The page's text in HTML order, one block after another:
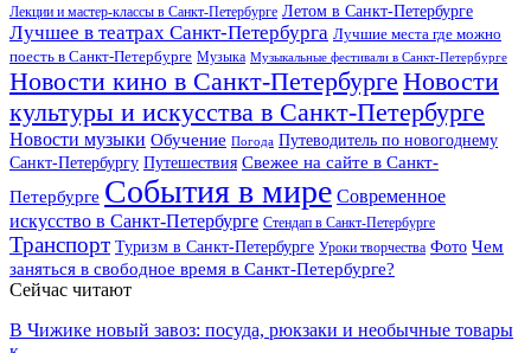
Лекции и мастер-классы в Санкт-Петербурге Летом в Санкт-Петербурге
Лучшее в театрах Санкт-Петербурга Лучшие места где можно
поесть в Санкт-Петербурге Музыка Музыкальные фестивали в Санкт-Петербурге
Новости кино в Санкт-Петербурге Новости
культуры и искусства в Санкт-Петербурге
Новости музыки Обучение Погода Путеводитель по новогоднему
Санкт-Петербургу Путешествия Свежее на сайте в Санкт-
Петербурге События в мире Современное
искусство в Санкт-Петербурге Стендап в Санкт-Петербурге
Транспорт Туризм в Санкт-Петербурге Уроки творчества Фото Чем
заняться в свободное время в Санкт-Петербурге?
Сейчас читают
В Чижике новый завоз: посуда, рюкзаки и необычные товары